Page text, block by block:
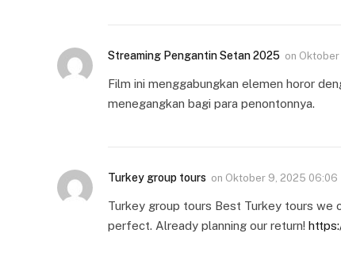
Streaming Pengantin Setan 2025 on Oktober
Film ini menggabungkan elemen horor
menegangkan bagi para penontonnya.
Turkey group tours on Oktober 9, 2025 06:06
Turkey group tours Best Turkey tours we
perfect. Already planning our return!